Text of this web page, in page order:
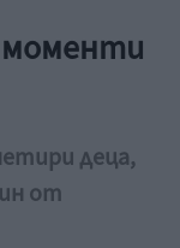
моменти
деца,
от